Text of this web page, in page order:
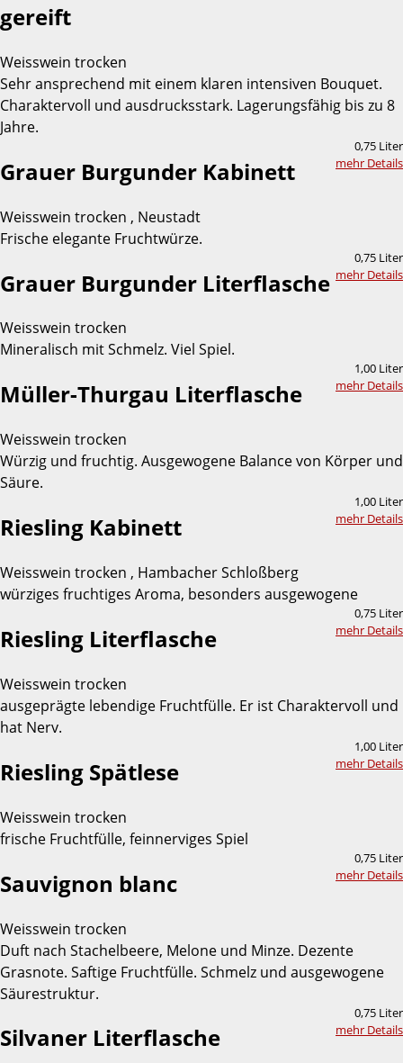
gereift
Weisswein trocken
Sehr ansprechend mit einem klaren intensiven Bouquet.
Charaktervoll und ausdrucksstark. Lagerungsfähig bis zu 8
Jahre.
0,75 Liter
mehr Details
Grauer Burgunder Kabinett
Weisswein trocken , Neustadt
Frische elegante Fruchtwürze.
0,75 Liter
mehr Details
Grauer Burgunder Literflasche
Weisswein trocken
Mineralisch mit Schmelz. Viel Spiel.
1,00 Liter
mehr Details
Müller-Thurgau Literflasche
Weisswein trocken
Würzig und fruchtig. Ausgewogene Balance von Körper und
Säure.
1,00 Liter
mehr Details
Riesling Kabinett
Weisswein trocken , Hambacher Schloßberg
würziges fruchtiges Aroma, besonders ausgewogene
0,75 Liter
mehr Details
Riesling Literflasche
Weisswein trocken
ausgeprägte lebendige Fruchtfülle. Er ist Charaktervoll und
hat Nerv.
1,00 Liter
mehr Details
Riesling Spätlese
Weisswein trocken
frische Fruchtfülle, feinnerviges Spiel
0,75 Liter
mehr Details
Sauvignon blanc
Weisswein trocken
Duft nach Stachelbeere, Melone und Minze. Dezente
Grasnote. Saftige Fruchtfülle. Schmelz und ausgewogene
Säurestruktur.
0,75 Liter
mehr Details
Silvaner Literflasche